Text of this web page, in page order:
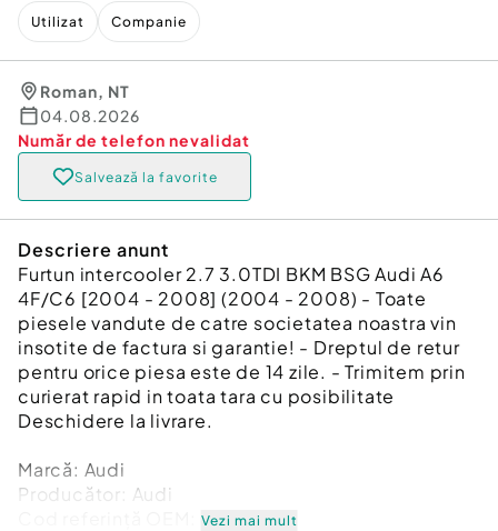
Utilizat Companie
Roman, NT
04.08.2026
Număr de telefon nevalidat
Salvează la favorite
Descriere anunt
Furtun intercooler 2.7 3.0TDI BKM BSG Audi A6
4F/C6 [2004 - 2008] (2004 - 2008) - Toate
piesele vandute de catre societatea noastra vin
insotite de factura si garantie! - Dreptul de retur
pentru orice piesa este de 14 zile. - Trimitem prin
curierat rapid in toata tara cu posibilitate
Deschidere la livrare.
Marcă: Audi
Producător: Audi
Cod referinţă OEM: 48843388
Vezi mai mult